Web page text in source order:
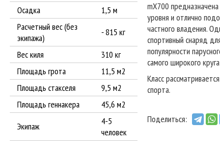
Осадка
1,5 м
Расчетный вес (без
экипажа)
- 815 кг
Вес киля
310 кг
Площадь грота
11,5 м2
Площадь стакселя
9,5 м2
Площадь геннакера
45,6 м2
Экипаж
4-5
человек
mX700
уровня и отлично
частного владения.
спортивный снаряд
популярности
самого широкого
Класс
спорта.
Поделиться: